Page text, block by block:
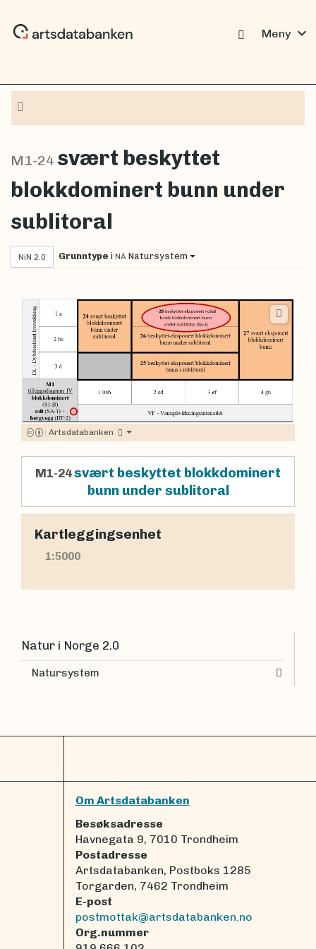
Meny expand_more
M1-24 svært beskyttet
blokkdominert bunn under
sublitoral
NiN 2.0 Grunntype i NA Natursystem
| Artsdatabanken
M1-24svært beskyttet blokkdominert
bunn under sublitoral
Kartleggingsenhet
1:5000
Natur i Norge 2.0
Natursystem
Om Artsdatabanken
Besøksadresse
Havnegata 9, 7010 Trondheim
Postadresse
Artsdatabanken, Postboks 1285
Torgarden, 7462 Trondheim
E-post
postmottak@artsdatabanken.no
Org.nummer